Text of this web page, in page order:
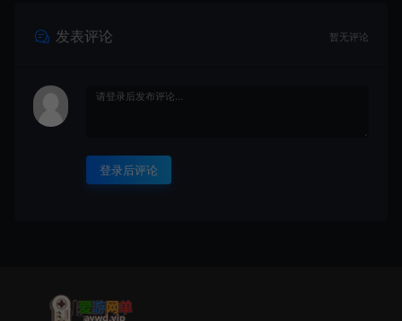
发表评论 暂无评论
登录后评论